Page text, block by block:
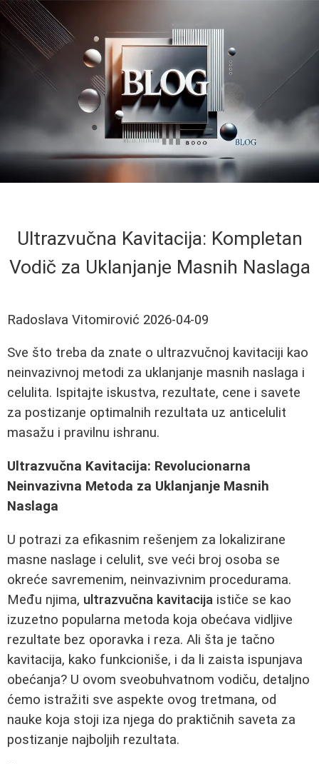
Ultrazvučna Kavitacija: Kompletan
Vodič za Uklanjanje Masnih Naslaga
Radoslava Vitomirović 2026-04-09
Sve što treba da znate o ultrazvučnoj kavitaciji kao
neinvazivnoj metodi za uklanjanje masnih naslaga i
celulita. Ispitajte iskustva, rezultate, cene i savete
za postizanje optimalnih rezultata uz anticelulit
masažu i pravilnu ishranu.
Ultrazvučna Kavitacija: Revolucionarna
Neinvazivna Metoda za Uklanjanje Masnih
Naslaga
U potrazi za efikasnim rešenjem za lokalizirane
masne naslage i celulit, sve veći broj osoba se
okreće savremenim, neinvazivnim procedurama.
Među njima, ultrazvučna kavitacija ističe se kao
izuzetno popularna metoda koja obećava vidljive
rezultate bez oporavka i reza. Ali šta je tačno
kavitacija, kako funkcioniše, i da li zaista ispunjava
obećanja? U ovom sveobuhvatnom vodiču, detaljno
ćemo istražiti sve aspekte ovog tretmana, od
nauke koja stoji iza njega do praktičnih saveta za
postizanje najboljih rezultata.